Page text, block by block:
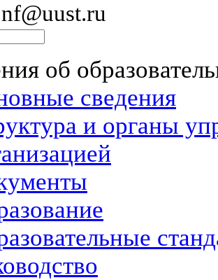
об
сведения
и органы